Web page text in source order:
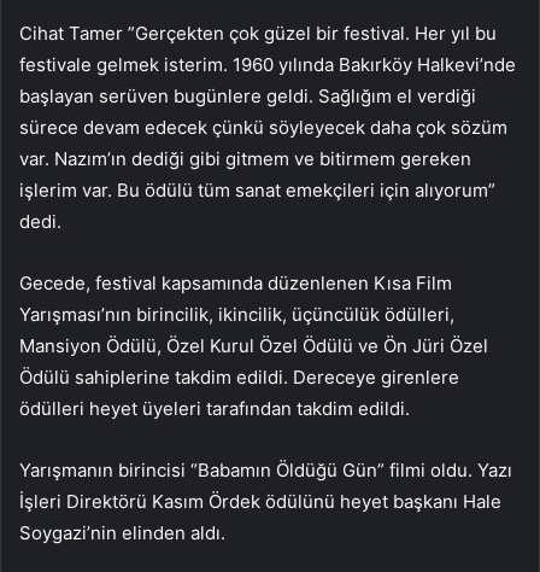
Cihat Tamer ”Gerçekten çok güzel bir festival. Her yıl bu
festivale gelmek isterim. 1960 yılında Bakırköy Halkevi’nde
başlayan serüven bugünlere geldi. Sağlığım el verdiği
sürece devam edecek çünkü söyleyecek daha çok sözüm
var. Nazım’ın dediği gibi gitmem ve bitirmem gereken
işlerim var. Bu ödülü tüm sanat emekçileri için alıyorum”
dedi.
Gecede, festival kapsamında düzenlenen Kısa Film
Yarışması’nın birincilik, ikincilik, üçüncülük ödülleri,
Mansiyon Ödülü, Özel Kurul Özel Ödülü ve Ön Jüri Özel
Ödülü sahiplerine takdim edildi. Dereceye girenlere
ödülleri heyet üyeleri tarafından takdim edildi.
Yarışmanın birincisi “Babamın Öldüğü Gün” filmi oldu. Yazı
İşleri Direktörü Kasım Ördek ödülünü heyet başkanı Hale
Soygazi’nin elinden aldı.